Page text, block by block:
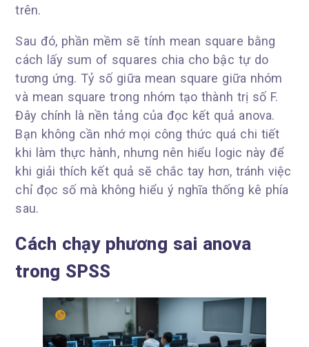
trên.
Sau đó, phần mềm sẽ tính mean square bằng
cách lấy sum of squares chia cho bậc tự do
tương ứng. Tỷ số giữa mean square giữa nhóm
và mean square trong nhóm tạo thành trị số F.
Đây chính là nền tảng của đọc kết quả anova.
Bạn không cần nhớ mọi công thức quá chi tiết
khi làm thực hành, nhưng nên hiểu logic này để
khi giải thích kết quả sẽ chắc tay hơn, tránh việc
chỉ đọc số mà không hiểu ý nghĩa thống kê phía
sau.
Cách chạy phương sai anova
trong SPSS